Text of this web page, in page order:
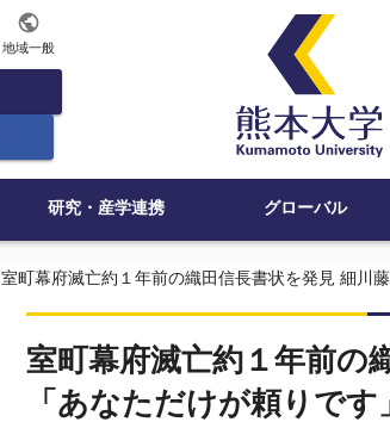
public
地域一般
研究・産学連携 グローバル
室町幕府滅亡約１年前の織田信長書状を発見 細川
室町幕府滅亡約１年前の
「あなただけが頼りです